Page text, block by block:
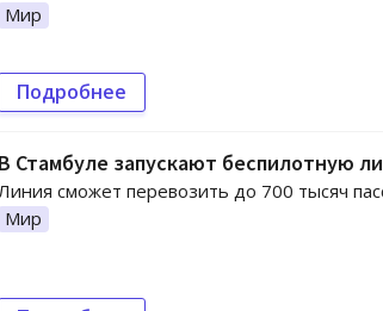
Мир
Подробнее
В Стамбуле запускают беспилотную
Линия сможет перевозить до 700 тысяч
Мир